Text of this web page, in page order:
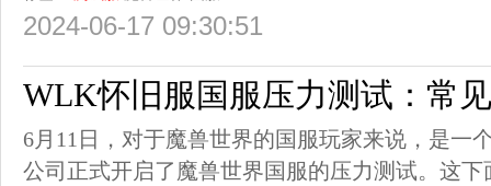
2024-06-17 09:30:51
WLK怀旧服国服压力测试：常
6月11日，对于魔兽世界的国服玩家来说，是一
公司正式开启了魔兽世界国服的压力测试。这